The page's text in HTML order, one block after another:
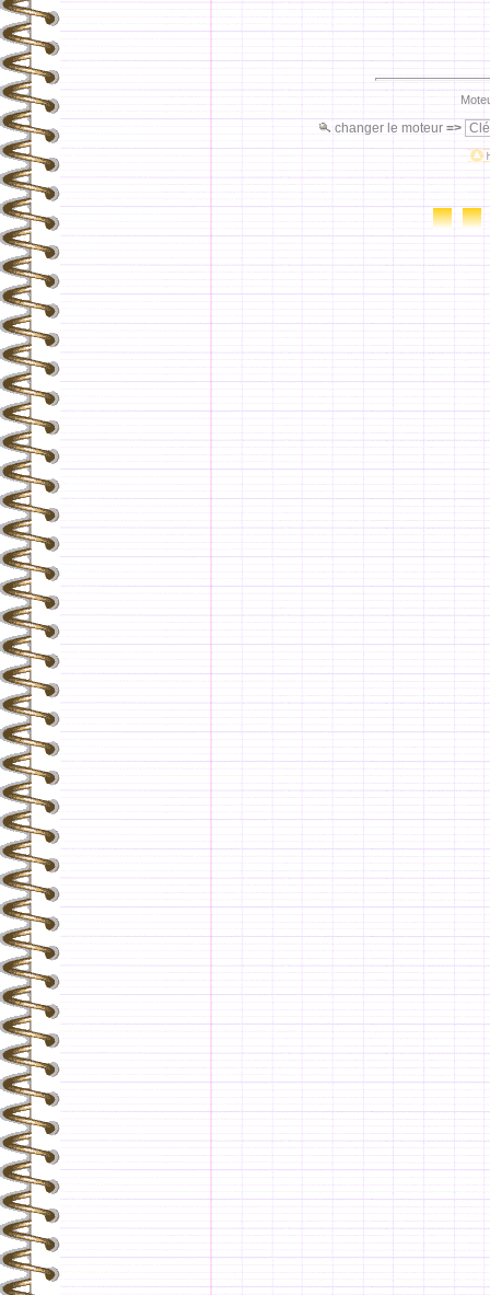
changer le moteur =>